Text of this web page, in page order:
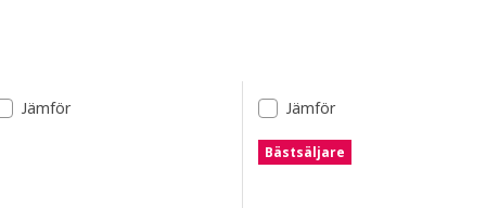
Lista över resultat
Jämför Jämför
Bästsäljare